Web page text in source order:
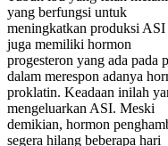
yang berfungsi untuk
meningkatkan produksi
juga memiliki hormon
progesteron yang ada pada
dalam merespon adanya
proklatin. Keadaan inilah
mengeluarkan ASI. Meski
demikian, hormon
segera hilang beberapa hari